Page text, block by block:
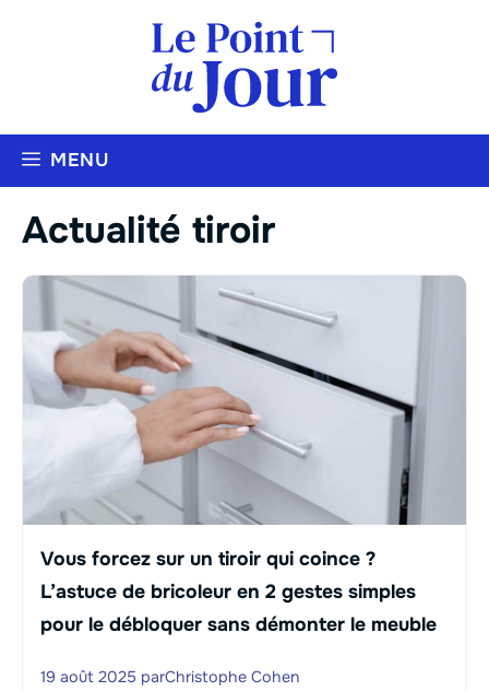
MENU
Actualité tiroir
Vous forcez sur un tiroir qui coince ?
L’astuce de bricoleur en 2 gestes simples
pour le débloquer sans démonter le meuble
19 août 2025 parChristophe Cohen